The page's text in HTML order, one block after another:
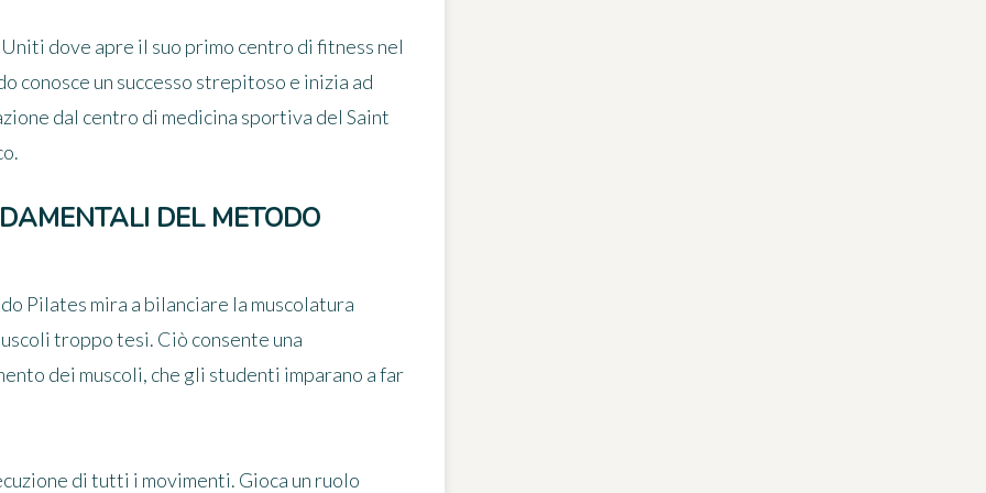
dove apre il suo primo centro di fitness nel
conosce un successo strepitoso e inizia ad
dal centro di medicina sportiva del Saint
DEL METODO
Pilates mira a bilanciare la muscolatura
troppo tesi. Ciò consente una
dei muscoli, che gli studenti imparano a far
di tutti i movimenti. Gioca un ruolo